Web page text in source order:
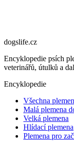
dogslife.cz
Encyklopedie psích
veterinářů, útulků a
Encyklopedie
Všechna
Malá plemena
Velká plemena
Hlídací plemena
Plemena pro